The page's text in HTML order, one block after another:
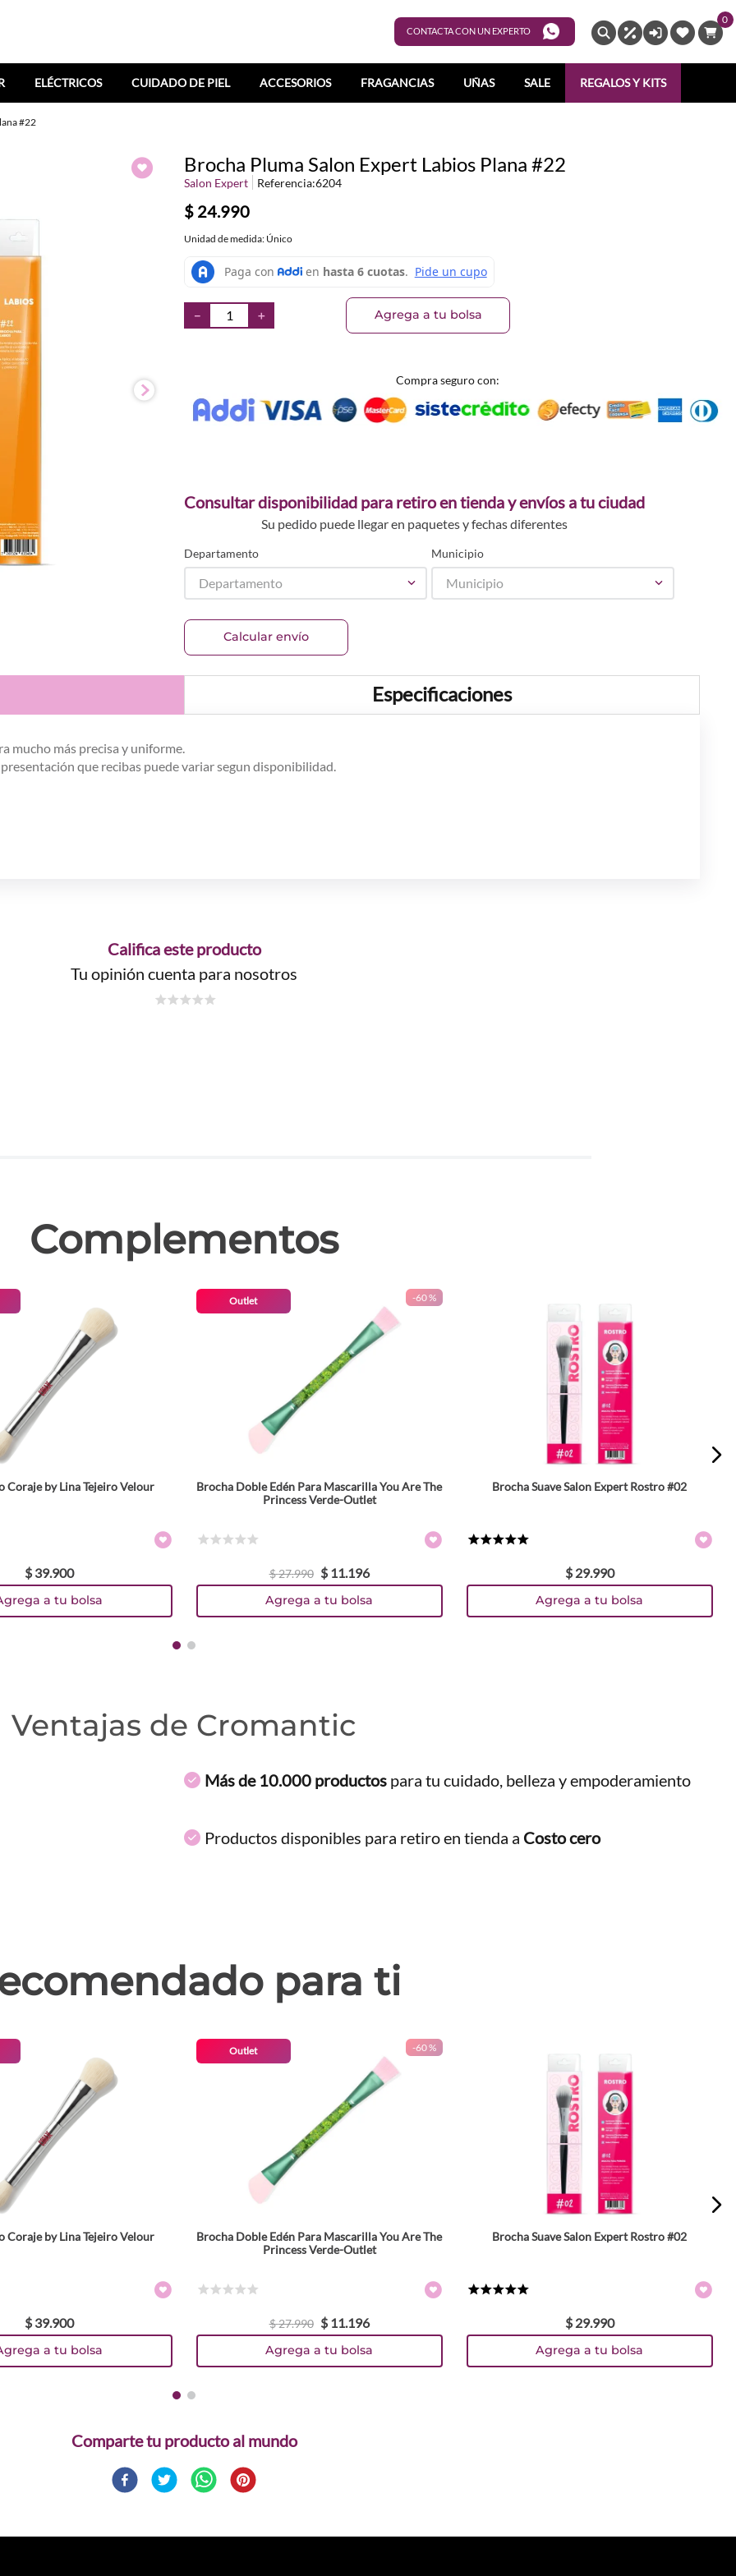
CONTACTA CON UN EXPERTO
0
ELÉCTRICOS CUIDADO DE PIEL ACCESORIOS FRAGANCIAS UÑAS SALE REGALOS Y KITS
#22
Brocha Pluma Salon Expert Labios Plana #22
Salon Expert Referencia:6204
$ 24.990
Unidad de medida: Único
＋
－ Agrega a tu bolsa
Compra seguro con:
Consultar disponibilidad para retiro en tienda y envíos a tu ciudad
Su pedido puede llegar en paquetes y fechas diferentes
Departamento
Departamento
Municipio
Municipio
Calcular envío
Especificaciones
mucho más precisa y uniforme.
que recibas puede variar segun disponibilidad.
Califica este producto
Tu opinión cuenta para nosotros
Complementos
Coraje by Lina Tejeiro Velour
$ 39.900
a tu bolsa
Outlet -60 %
Brocha Doble Edén Para Mascarilla You Are The
Princess Verde-Outlet
$27.990 $ 11.196
Agrega a tu bolsa
Brocha Suave Salon Expert Rostro #02
$ 29.990
Agrega a tu bolsa
Ventajas de Cromantic
Más de 10.000 productos para tu cuidado, belleza y empoderamiento
Productos disponibles para retiro en tienda a Costo cero
para ti
Coraje by Lina Tejeiro Velour
$ 39.900
a tu bolsa
Outlet -60 %
Brocha Doble Edén Para Mascarilla You Are The
Princess Verde-Outlet
$27.990 $ 11.196
Agrega a tu bolsa
Brocha Suave Salon Expert Rostro #02
$ 29.990
Agrega a tu bolsa
Comparte